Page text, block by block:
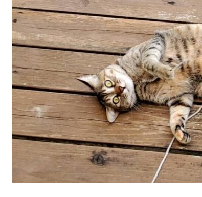
へ行ってきました
風の強い5月の始まりですね
俺クラマチネへ